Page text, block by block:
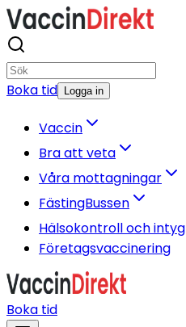
Boka tid Logga in
Vaccin
Bra att veta
Våra mottagningar
FästingBussen
Hälsokontroll och intyg
Företagsvaccinering
Boka tid